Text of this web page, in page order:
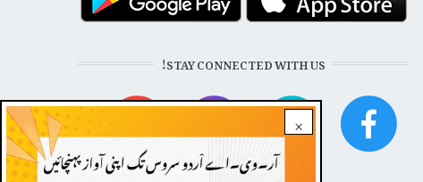
×
STAY CONNECTED WITH US!